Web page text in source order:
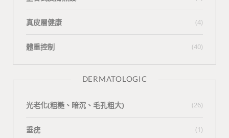
真皮層健康 (4)
體重控制 (40)
DERMATOLOGIC
光老化(粗糙、暗沉、毛孔粗大) (26)
垂疣 (1)